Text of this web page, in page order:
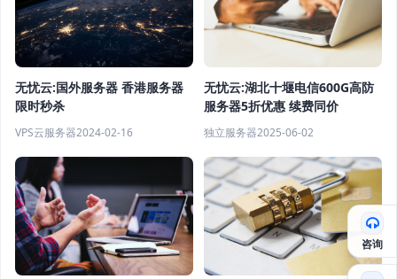
无忧云:国外服务器 香港服务器
限时秒杀
VPS云服务器2024-02-16
无忧云:湖北十堰电信600G高防
服务器5折优惠 续费同价
独立服务器2025-06-02
咨询